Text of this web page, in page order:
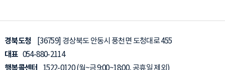
경북도청 [36759] 경상북도 안동시 풍천면 도청대로 455
대표 054-880-2114
행복콜센터 1522-0120(월~금 9:00~18:00, 공휴일 제외)